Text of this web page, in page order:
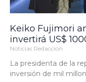
Keiko Fujimori
invertirá US$
Noticias Redaccion
La presidenta de la
inversión de mil